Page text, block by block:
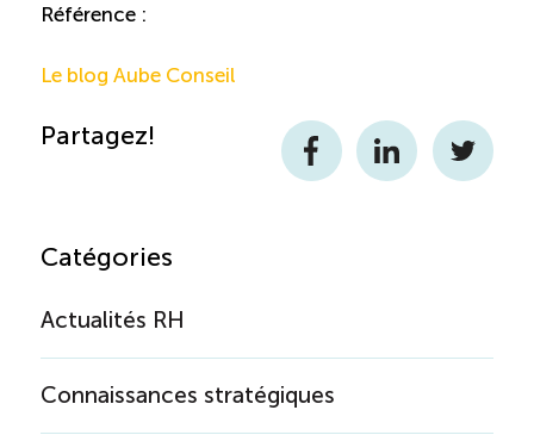
Référence :
Le blog Aube Conseil
Partagez!
FacebookLinkedInTwitter
Catégories
Actualités RH
Connaissances stratégiques